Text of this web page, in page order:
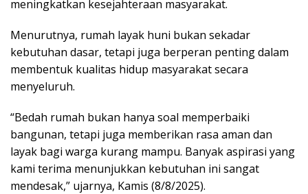
meningkatkan kesejahteraan masyarakat.
Menurutnya, rumah layak huni bukan sekadar
kebutuhan dasar, tetapi juga berperan penting dalam
membentuk kualitas hidup masyarakat secara
menyeluruh.
“Bedah rumah bukan hanya soal memperbaiki
bangunan, tetapi juga memberikan rasa aman dan
layak bagi warga kurang mampu. Banyak aspirasi yang
kami terima menunjukkan kebutuhan ini sangat
mendesak,” ujarnya, Kamis (8/8/2025).